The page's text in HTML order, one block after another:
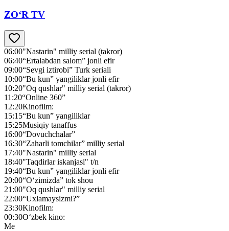
ZO‘R TV
06:00"Nastarin" milliy serial (takror)
06:40“Ertalabdan salom” jonli efir
09:00“Sevgi iztirobi” Turk seriali
10:00“Bu kun” yangiliklar jonli efir
10:20"Oq qushlar" milliy serial (takror)
11:20“Online 360”
12:20Kinofilm:
15:15“Bu kun” yangiliklar
15:25Musiqiy tanaffus
16:00“Dovuchchalar”
16:30“Zaharli tomchilar” milliy serial
17:40"Nastarin" milliy serial
18:40"Taqdirlar iskanjasi" t/n
19:40“Bu kun” yangiliklar jonli efir
20:00“O‘zimizda” tok shou
21:00"Oq qushlar" milliy serial
22:00“Uxlamaysizmi?”
23:30Kinofilm:
00:30O‘zbek kino:
Me